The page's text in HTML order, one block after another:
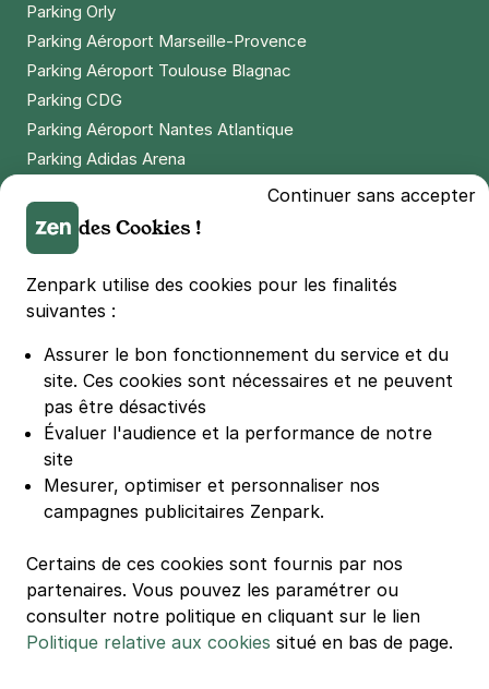
Parking Orly
Parking Aéroport Marseille-Provence
Parking Aéroport Toulouse Blagnac
Parking CDG
Parking Aéroport Nantes Atlantique
Parking Adidas Arena
Parking LDLC Arena
Parking Stade Pierre Mauroy
Parking Groupama Stadium
Parking Vélodrome
Parking Bercy
Parking La Défense Arena
Parking Les 4 temps
Parking Nation
Parking Porte de Versailles
Parking Lille Grand Palais
Parking Casino Barrière Lille
🌍 Passer de 130 à 110 km/h sur autoroute réduit votre
Continuer sans accepter
des Cookies !
Zenpark utilise des cookies pour les finalités
suivantes :
Assurer le bon fonctionnement du service et du
site. Ces cookies sont nécessaires et ne peuvent
pas être désactivés
Évaluer l'audience et la performance de notre
site
Mesurer, optimiser et personnaliser nos
campagnes publicitaires Zenpark.
Certains de ces cookies sont fournis par nos
partenaires. Vous pouvez les paramétrer ou
consulter notre politique en cliquant sur le lien
Politique relative aux cookies situé en bas de page.